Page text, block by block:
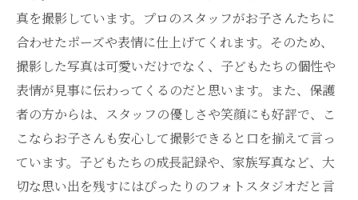
真を撮影しています。プロのスタッフがお子さんたちに
合わせたポーズや表情に仕上げてくれます。そのため、
撮影した写真は可愛いだけでなく、子どもたちの個性や
表情が見事に伝わってくるのだと思います。また、保護
者の方からは、スタッフの優しさや笑顔にも好評で、こ
こならお子さんも安心して撮影できると口を揃えて言っ
ています。子どもたちの成長記録や、家族写真など、大
切な思い出を残すにはぴったりのフォトスタジオだと言